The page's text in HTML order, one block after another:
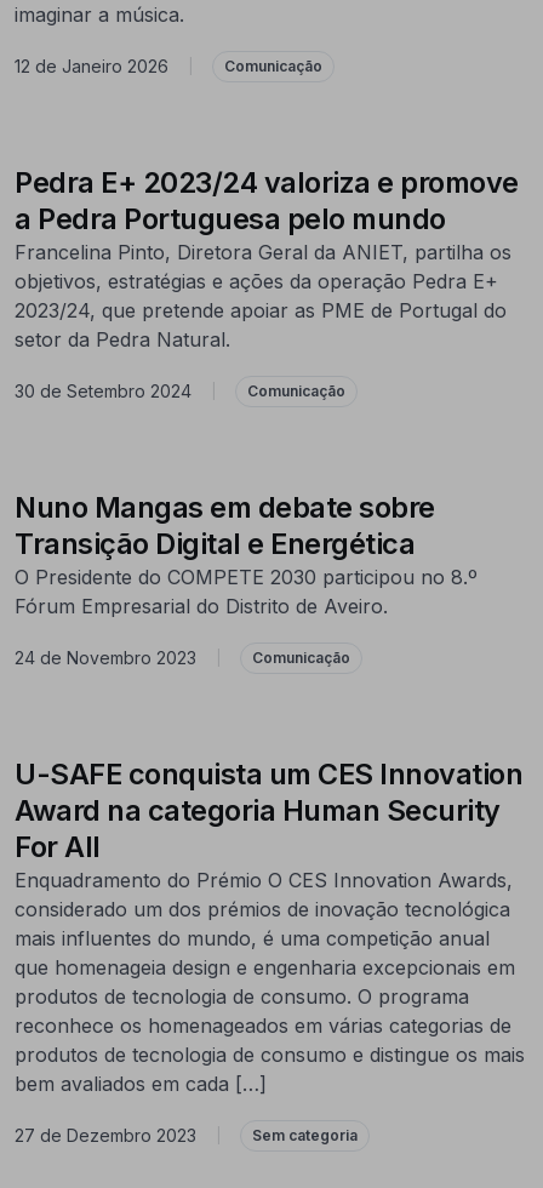
imaginar a música.
12 de Janeiro 2026 Comunicação
Pedra E+ 2023/24 valoriza e promove
a Pedra Portuguesa pelo mundo
Francelina Pinto, Diretora Geral da ANIET, partilha os
objetivos, estratégias e ações da operação Pedra E+
2023/24, que pretende apoiar as PME de Portugal do
setor da Pedra Natural.
30 de Setembro 2024 Comunicação
Nuno Mangas em debate sobre
Transição Digital e Energética
O Presidente do COMPETE 2030 participou no 8.º
Fórum Empresarial do Distrito de Aveiro.
24 de Novembro 2023 Comunicação
U-SAFE conquista um CES Innovation
Award na categoria Human Security
For All
Enquadramento do Prémio O CES Innovation Awards,
considerado um dos prémios de inovação tecnológica
mais influentes do mundo, é uma competição anual
que homenageia design e engenharia excepcionais em
produtos de tecnologia de consumo. O programa
reconhece os homenageados em várias categorias de
produtos de tecnologia de consumo e distingue os mais
bem avaliados em cada […]
27 de Dezembro 2023 Sem categoria